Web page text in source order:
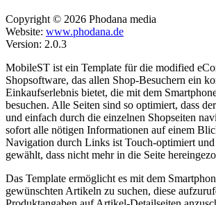
Copyright © 2026 Phodana media
Website: www.phodana.de
Version: 2.0.3
MobileST ist ein Template für die modified
Shopsoftware, das allen Shop-Besuchern ein
Einkaufserlebnis bietet, die mit dem
besuchen. Alle Seiten sind so optimiert, dass
und einfach durch die einzelnen Shopseiten
sofort alle nötigen Informationen auf einem
Navigation durch Links ist Touch-optimiert
gewählt, dass nicht mehr in die Seite
Das Template ermöglicht es mit dem
gewünschten Artikeln zu suchen, diese